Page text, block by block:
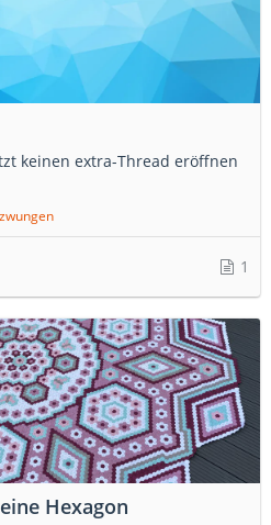
keinen extra-Thread eröffnen
1
Hexagon